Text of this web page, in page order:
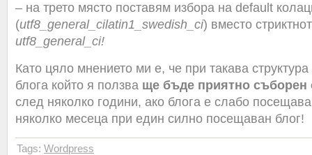
– на трето място поставям избора на default
(utf8_general_cilatin1_swedish_ci) вместо
utf8_general_ci!
Като цяло мнението ми е, че при такава
блога който я ползва ще бъде приятно съборен
след няколко години, ако блога е слабо
няколко месеца при един силно посещаван блог!
Tags: Wordpress